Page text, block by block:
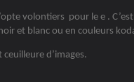
volontiers pour le e .
et blanc ou en couleurs
d’images.